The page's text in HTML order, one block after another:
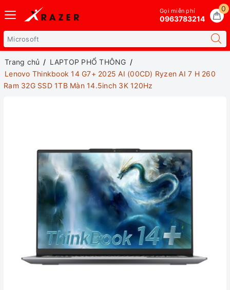
0
Gọi miễn phí
0963783214
Trang chủ
LAPTOP PHỔ THÔNG
Lenovo Thinkbook 14 G7+ 2025 AI (00CD) Ryzen AI 7 H 260
Ram 32G SSD 1TB Màn 14.5inch 3K 120Hz